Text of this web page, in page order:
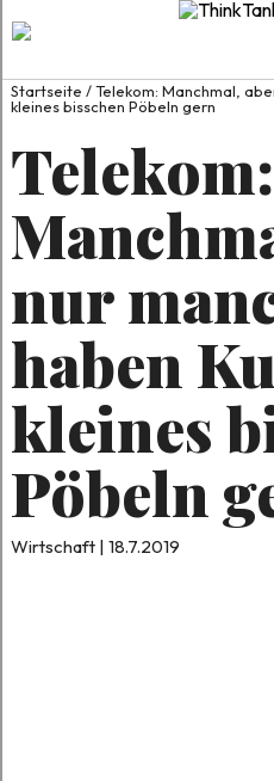
Startseite /Telekom: Manchmal,
kleines bisschen Pöbeln gern
Telekom:
nur
haben
kleines
Pöbeln
Wirtschaft | 18.7.2019